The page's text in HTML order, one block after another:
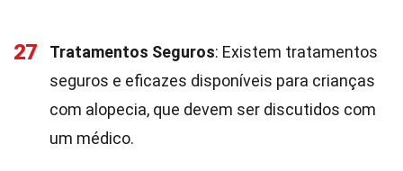
27 Tratamentos Seguros: Existem tratamentos
seguros e eficazes disponíveis para crianças
com alopecia, que devem ser discutidos com
um médico.